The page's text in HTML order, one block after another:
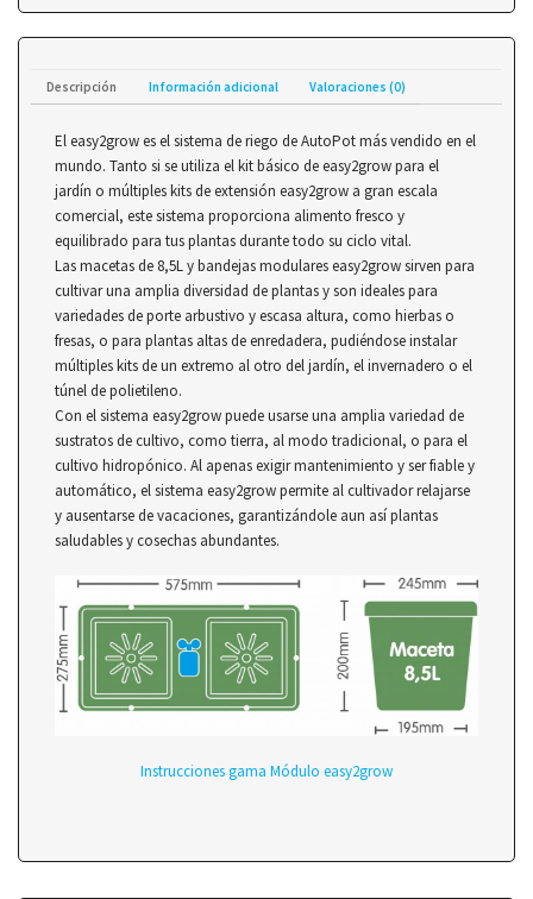
Descripción Información adicional Valoraciones (0)
El easy2grow es el sistema de riego de AutoPot más vendido en el
mundo. Tanto si se utiliza el kit básico de easy2grow para el
jardín o múltiples kits de extensión easy2grow a gran escala
comercial, este sistema proporciona alimento fresco y
equilibrado para tus plantas durante todo su ciclo vital.
Las macetas de 8,5L y bandejas modulares easy2grow sirven para
cultivar una amplia diversidad de plantas y son ideales para
variedades de porte arbustivo y escasa altura, como hierbas o
fresas, o para plantas altas de enredadera, pudiéndose instalar
múltiples kits de un extremo al otro del jardín, el invernadero o el
túnel de polietileno.
Con el sistema easy2grow puede usarse una amplia variedad de
sustratos de cultivo, como tierra, al modo tradicional, o para el
cultivo hidropónico. Al apenas exigir mantenimiento y ser fiable y
automático, el sistema easy2grow permite al cultivador relajarse
y ausentarse de vacaciones, garantizándole aun así plantas
saludables y cosechas abundantes.
Instrucciones gama Módulo easy2grow